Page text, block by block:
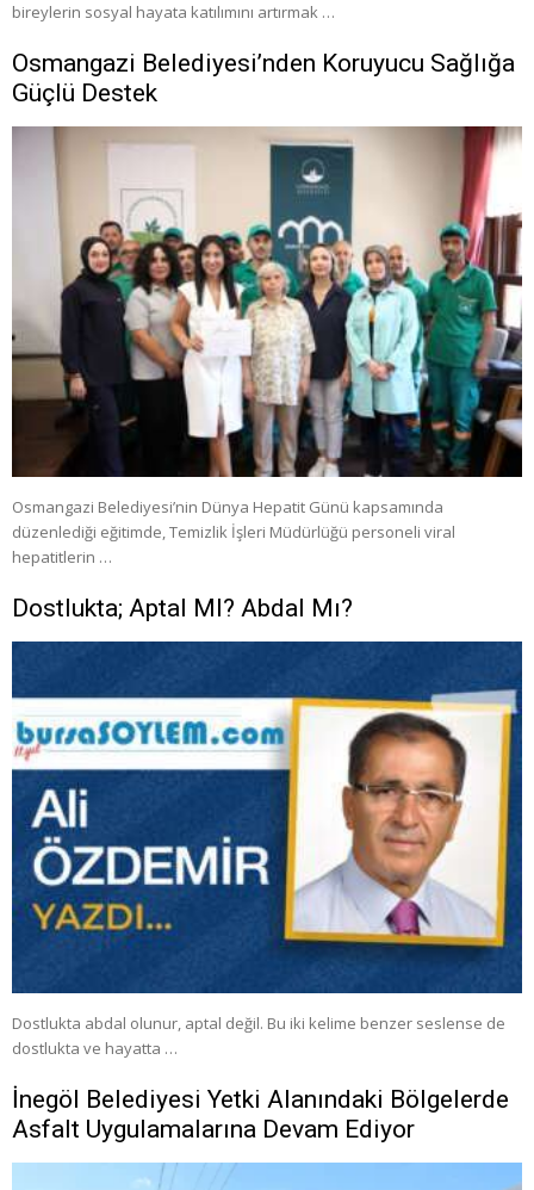
bireylerin sosyal hayata katılımını artırmak …
Osmangazi Belediyesi’nden Koruyucu Sağlığa
Güçlü Destek
Osmangazi Belediyesi’nin Dünya Hepatit Günü kapsamında
düzenlediği eğitimde, Temizlik İşleri Müdürlüğü personeli viral
hepatitlerin …
Dostlukta; Aptal MI? Abdal Mı?
Dostlukta abdal olunur, aptal değil. Bu iki kelime benzer seslense de
dostlukta ve hayatta …
İnegöl Belediyesi Yetki Alanındaki Bölgelerde
Asfalt Uygulamalarına Devam Ediyor